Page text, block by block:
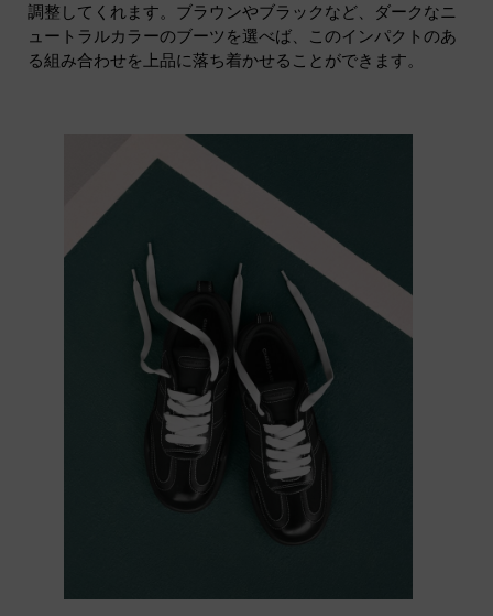
調整してくれます。ブラウンやブラックなど、ダークなニ
ュートラルカラーのブーツを選べば、このインパクトのあ
る組み合わせを上品に落ち着かせることができます。